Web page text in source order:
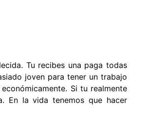
Tu recibes una paga todas
joven para tener un trabajo
Si tu realmente
En la vida tenemos que hacer